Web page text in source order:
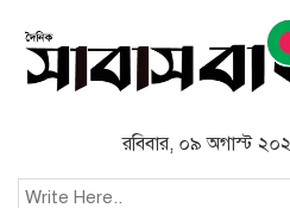
রবিবার, ০৯ অগাস্ট